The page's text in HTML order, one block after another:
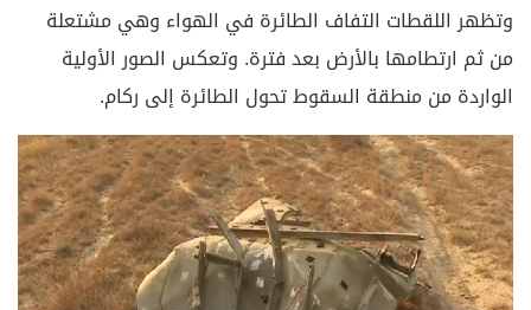
وتظهر اللقطات التفاف الطائرة في الهواء وهي مشتعلة
من ثم ارتطامها بالأرض بعد فترة. وتعكس الصور الأولية
الواردة من منطقة السقوط تحول الطائرة إلى ركام.